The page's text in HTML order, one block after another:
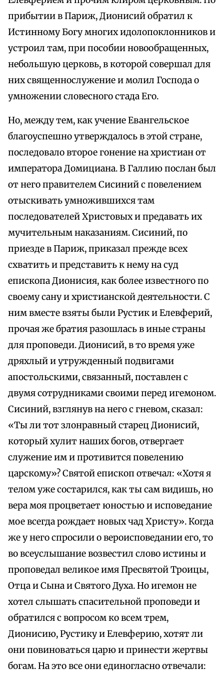
прибытии в Париж, Дионисий обратил к
Истинному Богу многих идолопоклонников и
устроил там, при пособии новообращенных,
небольшую церковь, в которой совершал для
них священнослужение и молил Господа о
умножении словесного стада Его.
Но, между тем, как учение Евангельское
благоуспешно утверждалось в этой стране,
последовало второе гонение на христиан от
императора Домициана. В Галлию послан был
от него правителем Сисиний с повелением
отыскивать умножившихся там
последователей Христовых и предавать их
мучительным наказаниям. Сисиний, по
приезде в Париж, приказал прежде всех
схватить и представить к нему на суд
епископа Дионисия, как более известного по
своему сану и христианской деятельности. С
ним вместе взяты были Рустик и Елевферий,
прочая же братия разошлась в иные страны
для проповеди. Дионисий, в то время уже
дряхлый и утружденный подвигами
апостольскими, связанный, поставлен с
двумя сотрудниками своими перед игемоном.
Сисиний, взглянув на него с гневом, сказал:
«Ты ли тот злонравный старец Дионисий,
который хулит наших богов, отвергает
служение им и противится повелению
царскому»? Святой епископ отвечал: «Хотя я
телом уже состарился, как ты сам видишь, но
вера моя процветает юностью и исповедание
мое всегда рождает новых чад Христу». Когда
же у него спросили о вероисповедании его, то
во всеуслышание возвестил слово истины и
проповедал великое имя Пресвятой Троицы,
Отца и Сына и Святого Духа. Но игемон не
хотел слышать спасительной проповеди и
обратился с вопросом ко всем трем,
Дионисию, Рустику и Елевферию, хотят ли
они повиноваться царю и принести жертвы
богам. На это все они единогласно отвечали: